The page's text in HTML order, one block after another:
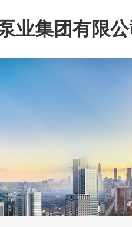
业集团有限